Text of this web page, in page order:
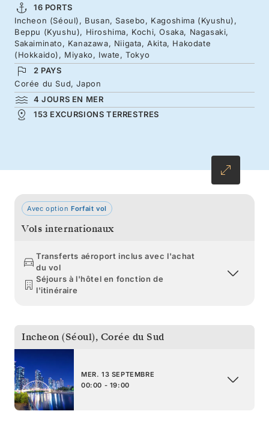
généreusement les voyageurs qui s’aventurent
au-delà des itinéraires classiques que le Japon.
Commencez en Corée du Sud, avant les îles
éparses de l’archipel de Kujukushima, le volcan
animé de Sakurajima, puis les jardins de
l’époque d’Edo et les quartiers de geishas de
Kanazawa.
16 PORTS
Incheon (Séoul), Busan, Sasebo, Kagoshima (Kyushu),
Beppu (Kyushu), Hiroshima, Kochi, Osaka, Nagasaki,
Sakaiminato, Kanazawa, Niigata, Akita, Hakodate
(Hokkaido), Miyako, Iwate, Tokyo
2 PAYS
Corée du Sud, Japon
4 JOURS EN MER
153 EXCURSIONS TERRESTRES
Avec option Forfait vol
Vols internationaux
Transferts aéroport inclus avec l'achat
du vol
Séjours à l'hôtel en fonction de
l'itinéraire
Incheon (Séoul), Corée du Sud
MER. 13 SEPTEMBRE
00:00 - 19:00